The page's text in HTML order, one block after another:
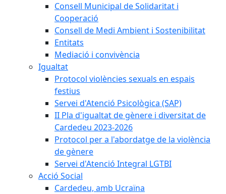
Consell Municipal de Solidaritat i
Cooperació
Consell de Medi Ambient i Sostenibilitat
Entitats
Mediació i convivència
Igualtat
Protocol violències sexuals en espais
festius
Servei d'Atenció Psicològica (SAP)
II Pla d'igualtat de gènere i diversitat de
Cardedeu 2023-2026
Protocol per a l'abordatge de la violència
de gènere
Servei d'Atenció Integral LGTBI
Acció Social
Cardedeu, amb Ucraïna